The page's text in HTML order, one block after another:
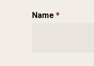
Name *